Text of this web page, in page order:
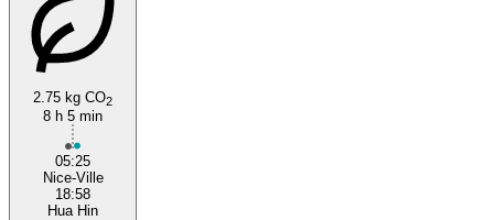
2.75 kg CO2
8 h 5 min
05:25
Nice-Ville
18:58
Hua Hin